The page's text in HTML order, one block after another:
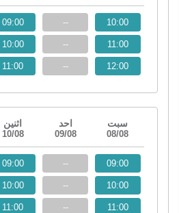
10:00
11:00
12:00
--
--
--
09:00
10:00
11:00
سبت
08/08
احد
09/08
اثنين
10/08
09:00
10:00
11:00
--
--
--
09:00
10:00
11:00